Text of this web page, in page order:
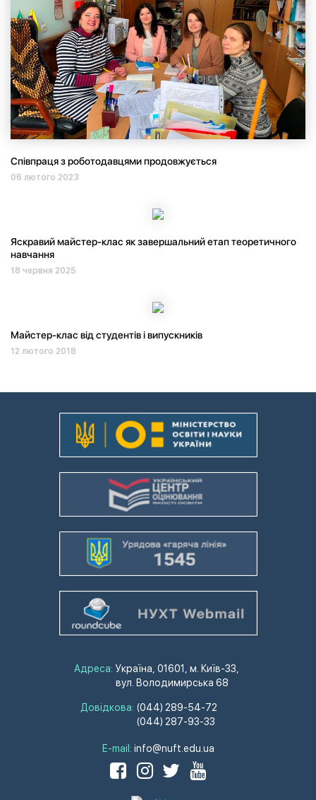
Співпраця з роботодавцями продовжується
06 лютого 2023
Яскравий майстер-клас як завершальний етап теоретичного
навчання
18 червня 2025
Майстер-клас від студентів і випускників
12 лютого 2018
Адреса: Україна, 01601, м. Київ-33,
вул. Володимирська 68
Довідкова: (044) 289-54-72
(044) 287-93-33
E-mail: info@nuft.edu.ua